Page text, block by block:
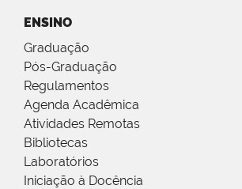
ENSINO
Graduação
Pós-Graduação
Regulamentos
Agenda Acadêmica
Atividades Remotas
Bibliotecas
Laboratórios
Iniciação à Docência